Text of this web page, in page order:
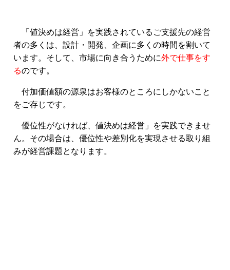
「値決めは経営」を実践されているご支援先の経営
者の多くは、設計・開発、企画に多くの時間を割いて
います。そして、市場に向き合うために外で仕事をす
るのです。
付加価値額の源泉はお客様のところにしかないこと
をご存じです。
優位性がなければ、値決めは経営」を実践できませ
ん。その場合は、優位性や差別化を実現させる取り組
みが経営課題となります。